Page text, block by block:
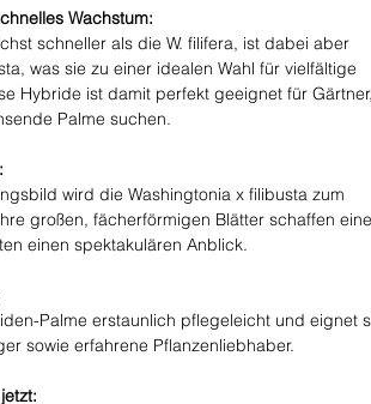
Wachstum:
schneller als die W. filifera, ist dabei aber
was sie zu einer idealen Wahl für vielfältige
Hybride ist damit perfekt geeignet für
Palme suchen.
wird die Washingtonia x filibusta zum
großen, fächerförmigen Blätter schaffen eine
einen spektakulären Anblick.
Palme erstaunlich pflegeleicht und eignet
sowie erfahrene Pflanzenliebhaber.